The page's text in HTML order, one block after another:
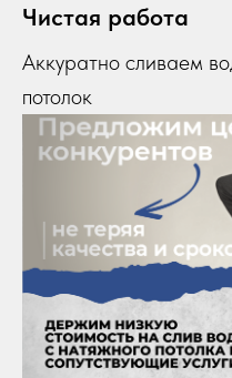
Чистая работа
Аккуратно сливаем
потолок